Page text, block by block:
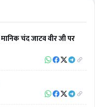
चंद जाटव वीर जी पर